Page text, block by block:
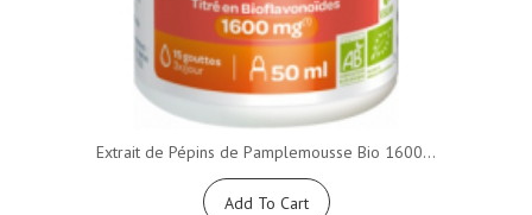
Extrait de Pépins de Pamplemousse Bio 1600...
Add To Cart